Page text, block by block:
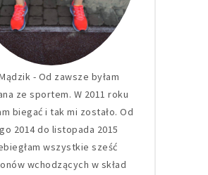
- Od zawsze byłam
ze sportem. W 2011 roku
biegać i tak mi zostało. Od
2014 do listopada 2015
wszystkie sześć
wchodzących w skład